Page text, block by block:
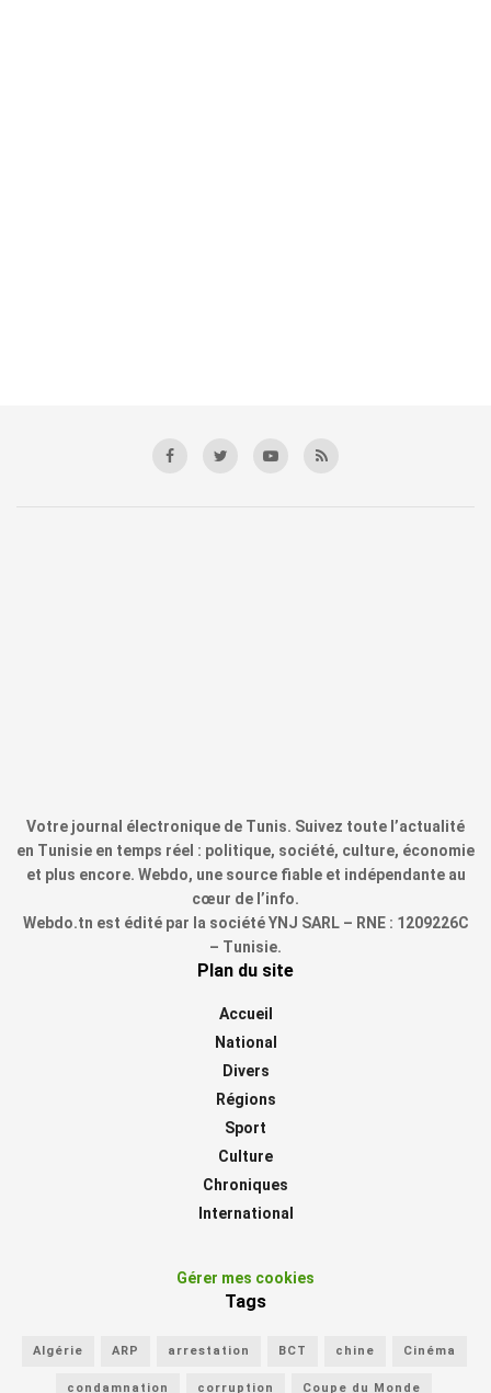
Votre journal électronique de Tunis. Suivez toute l’actualité
en Tunisie en temps réel : politique, société, culture, économie
et plus encore. Webdo, une source fiable et indépendante au
cœur de l’info.
Webdo.tn est édité par la société YNJ SARL – RNE : 1209226C
– Tunisie.
Plan du site
Accueil
National
Divers
Régions
Sport
Culture
Chroniques
International
Gérer mes cookies
Tags
Algérie ARP arrestation BCT chine Cinéma
condamnation corruption Coupe du Monde